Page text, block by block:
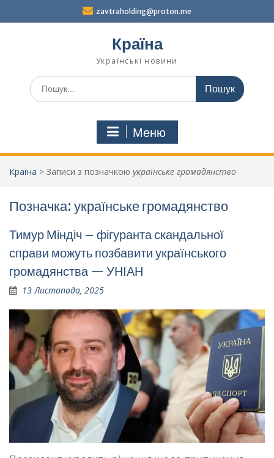
zavtraholding@proton.me
Країна
Українські новини
Шукати:
Меню
Країна > Записи з позначкою українське громадянство
Позначка: українське громадянство
Тимур Міндіч – фігуранта скандальної
справи можуть позбавити українського
громадянства — УНІАН
13 Листопада, 2025